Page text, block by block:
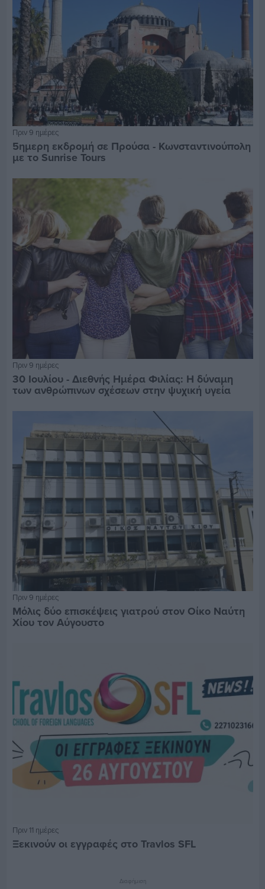
Πριν 9 ημέρες
5ημερη εκδρομή σε Προύσα - Κωνσταντινούπολη
με το Sunrise Tours
Πριν 9 ημέρες
30 Ιουλίου - Διεθνής Ημέρα Φιλίας: Η δύναμη
των ανθρώπινων σχέσεων στην ψυχική υγεία
Πριν 9 ημέρες
Μόλις δύο επισκέψεις γιατρού στον Οίκο Ναύτη
Χίου τον Αύγουστο
Πριν 11 ημέρες
Ξεκινούν οι εγγραφές στο Travlos SFL
Διαφήμιση